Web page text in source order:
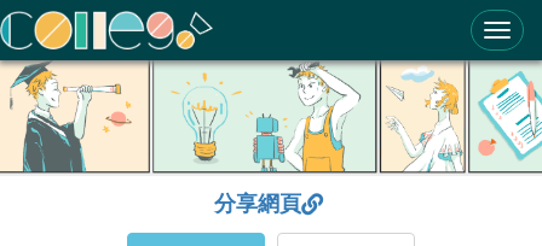
ColleGo! 大學選才與高中育才輔助系統
分享網頁